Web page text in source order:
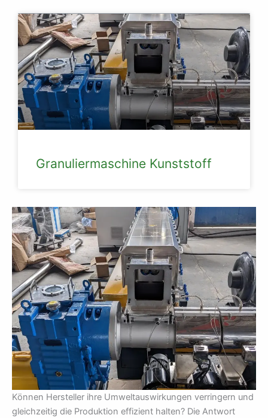
Granuliermaschine Kunststoff
Können Hersteller ihre Umweltauswirkungen verringern und
gleichzeitig die Produktion effizient halten? Die Antwort